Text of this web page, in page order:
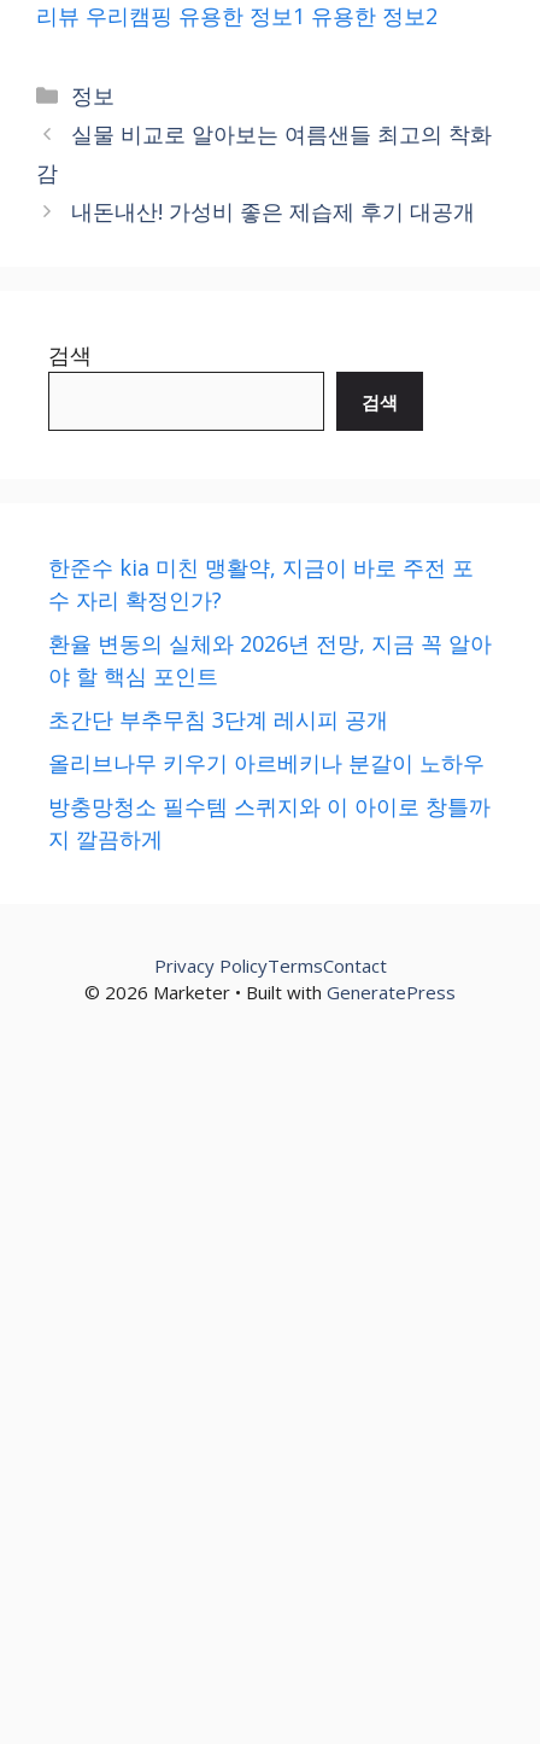
리뷰 우리캠핑 유용한 정보1 유용한 정보2
Categories
정보
실물 비교로 알아보는 여름샌들 최고의 착화
감
내돈내산! 가성비 좋은 제습제 후기 대공개
검색
검색
한준수 kia 미친 맹활약, 지금이 바로 주전 포
수 자리 확정인가?
환율 변동의 실체와 2026년 전망, 지금 꼭 알아
야 할 핵심 포인트
초간단 부추무침 3단계 레시피 공개
올리브나무 키우기 아르베키나 분갈이 노하우
방충망청소 필수템 스퀴지와 이 아이로 창틀까
지 깔끔하게
© 2026 Marketer • Built with GeneratePress
Privacy PolicyTermsContact